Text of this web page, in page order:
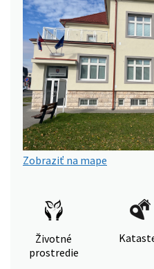
Zobraziť na mape
Životné
prostredie